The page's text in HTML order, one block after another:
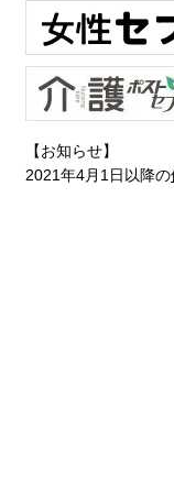
【お知らせ】
2021年4月1日以降の